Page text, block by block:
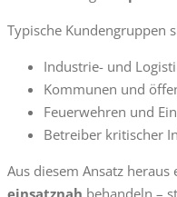
Typische Kundengruppen
Industrie- und
Kommunen und
Feuerwehren und
Betreiber kritischer
Aus diesem Ansatz
einsatznah behandeln –